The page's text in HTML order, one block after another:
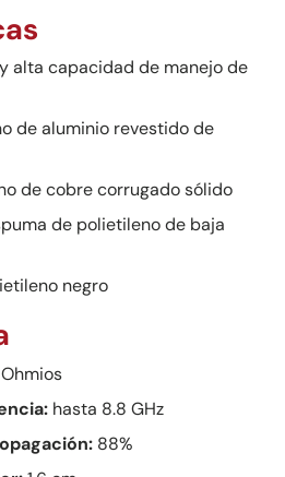
alta capacidad de manejo de
de aluminio revestido de
de cobre corrugado sólido
de polietileno de baja
negro
hasta 8.8 GHz
88%